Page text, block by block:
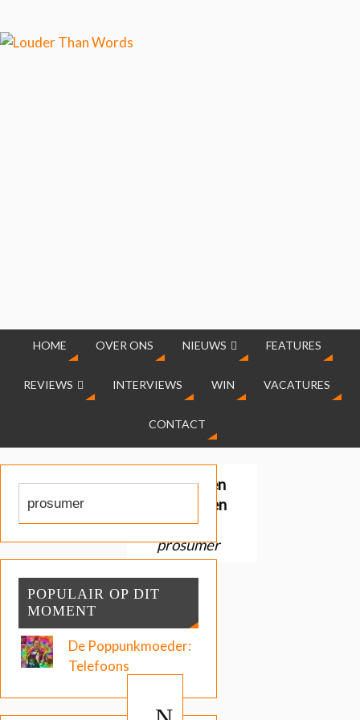
HOME OVER ONS NIEUWS FEATURES
REVIEWS INTERVIEWS WIN VACATURES
CONTACT
Gevonden
resultaten
voor:
prosumer
POPULAIR OP DIT
MOMENT
De Poppunkmoeder:
Telefoons